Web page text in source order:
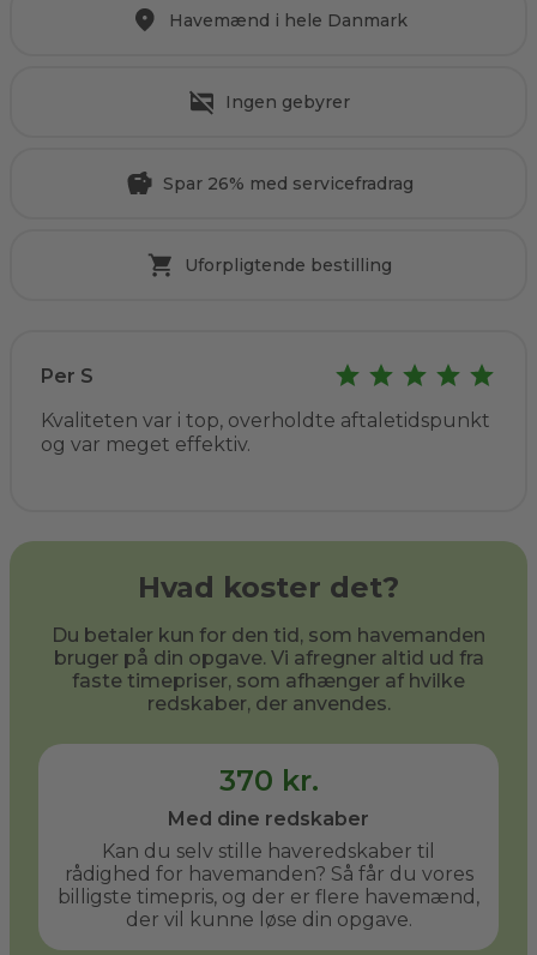
Havemænd i hele Danmark
Ingen gebyrer
Spar 26% med servicefradrag
Uforpligtende bestilling
Per S
Kvaliteten var i top, overholdte aftaletidspunkt
og var meget effektiv.
Hvad koster det?
Du betaler kun for den tid, som havemanden
bruger på din opgave. Vi afregner altid ud fra
faste timepriser, som afhænger af hvilke
redskaber, der anvendes.
370 kr.
Med dine redskaber
Kan du selv stille haveredskaber til
rådighed for havemanden? Så får du vores
billigste timepris, og der er flere havemænd,
der vil kunne løse din opgave.